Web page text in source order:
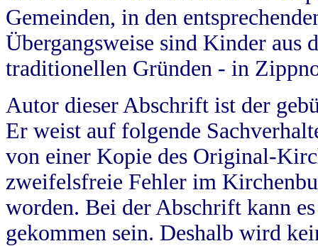
Gemeinden, in den
Übergangsweise sind Kinder aus
traditionellen Gründen - in
Autor dieser Abschrift ist der
Er weist auf folgende
von einer Kopie des Original-
zweifelsfreie Fehler im
worden. Bei der Abschrift kann
gekommen sein. Deshalb wird